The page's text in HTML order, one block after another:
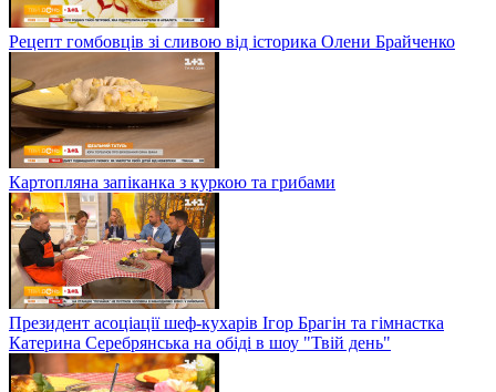
Рецепт гомбовців зі сливою від історика Олени Брайченко
Картопляна запіканка з куркою та грибами
Президент асоціації шеф-кухарів Ігор Брагін та гімнастка
Катерина Серебрянська на обіді в шоу "Твій день"